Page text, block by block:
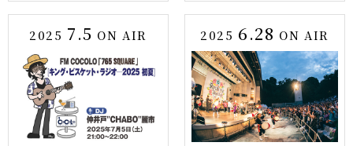
2025 7.5 ON AIR 2025 6.28 ON AIR